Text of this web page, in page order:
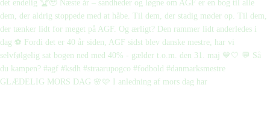
GLÆDELIG MORS DAG 🌸🩷 I anledning af mors dag har